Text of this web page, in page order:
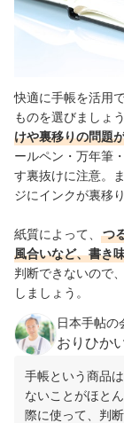
快適に手帳を活用
ものを選びましょう
けや裏移りの問題
ールペン・万年筆
す裏抜けに注意。
ジにインクが裏移
紙質によって、
つ
風合いなど、書き
判断できないので
しましょう。
日本手帖の
おりひか
手帳という商品
ないことがほと
際に使って、判